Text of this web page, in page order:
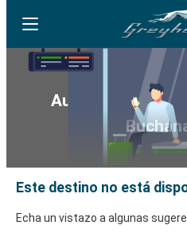
Autobús
Este destino no está
Echa un vistazo a algunas